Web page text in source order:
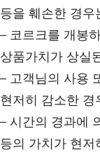
등을 훼손한 경우
– 코르크를 개봉
상품가치가 상실
– 고객님의 사용
현저히 감소한 경
– 시간의 경과에
등의 가치가 현저